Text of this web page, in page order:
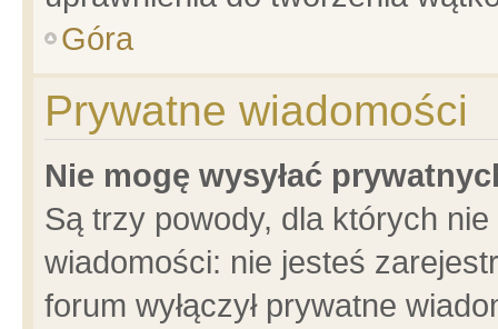
Góra
Prywatne wiadomości
Nie mogę wysyłać
Są trzy powody, dla których
wiadomości: nie jesteś
forum wyłączył prywatne